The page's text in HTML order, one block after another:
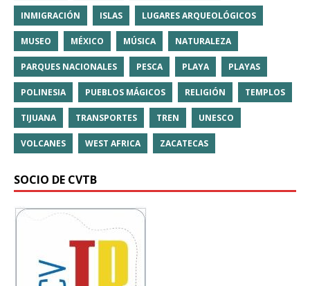
INMIGRACIÓN ISLAS LUGARES ARQUEOLÓGICOS
MUSEO MÉXICO MÚSICA NATURALEZA
PARQUES NACIONALES PESCA PLAYA PLAYAS
POLINESIA PUEBLOS MÁGICOS RELIGIÓN TEMPLOS
TIJUANA TRANSPORTES TREN UNESCO
VOLCANES WEST AFRICA ZACATECAS
SOCIO DE CVTB